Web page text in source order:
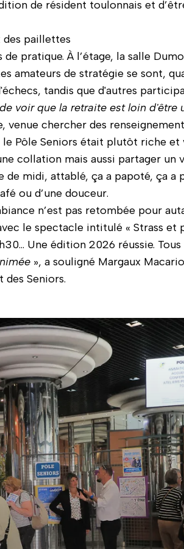
de résident toulonnais et
des paillettes
pratique. À l’étage, la salle
amateurs de stratégie se sont,
tandis que d'autres
voir que la retraite est loin d'être
venue chercher des
Pôle Seniors était plutôt riche et
collation mais aussi partager un
de midi, attablé, ça a papoté, ça a
ou d’une douceur.
n’est pas retombée pour
le spectacle intitulé « Strass et
Une édition 2026 réussie.
», a souligné Margaux
Seniors.